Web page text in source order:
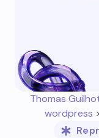
Thomas
wordpress >